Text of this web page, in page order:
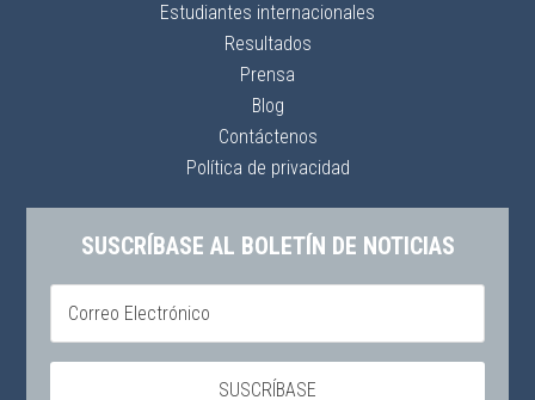
Estudiantes internacionales
Resultados
Prensa
Blog
Contáctenos
Política de privacidad
SUSCRÍBASE AL BOLETÍN DE NOTICIAS